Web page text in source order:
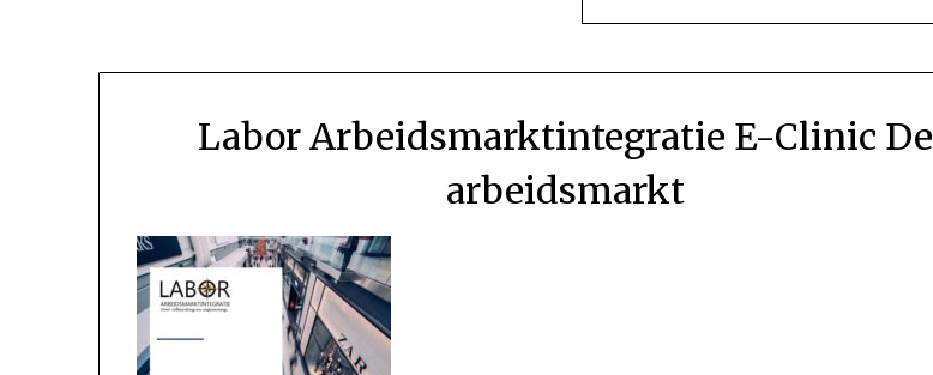
Labor Arbeidsmarktintegratie E-Clinic De
arbeidsmarkt